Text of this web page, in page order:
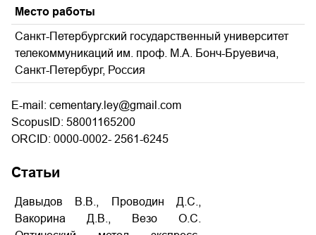
Место работы
Санкт-Петербургский государственный университет
телекоммуникаций им. проф. М.А. Бонч-Бруевича,
Санкт-Петербург, Россия
E-mail: cementary.ley@gmail.com
ScopusID: 58001165200
ORCID: 0000-0002- 2561-6245
Статьи
Давыдов В.В., Проводин Д.С.,
Вакорина Д.В., Везо О.С.